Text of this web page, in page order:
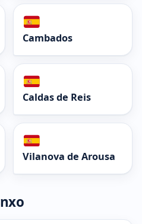
Cambados
Caldas de Reis
Vilanova de Arousa